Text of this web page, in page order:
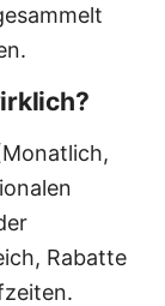
Rabatte